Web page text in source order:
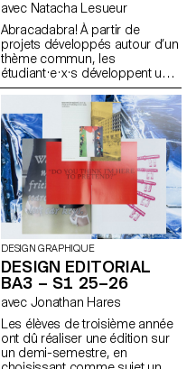
avec Natacha Lesueur
Abracadabra! À partir de
projets développés autour d’un
thème commun, les
étudiant·e·x·s développent un
travail personnel et approfondi
autour de la notion de « magie »
en photographie. Ils et elles
construisent un projet qui
explore les relations entre
réalité et imaginaire, en
mobilisant la photographie
comme un outil de révélation,
de transformation et
d’interprétation du réel.
DESIGN GRAPHIQUE
DESIGN EDITORIAL
BA3 – S1 25–26
avec Jonathan Hares
Les élèves de troisième année
ont dû réaliser une édition sur
un demi-semestre, en